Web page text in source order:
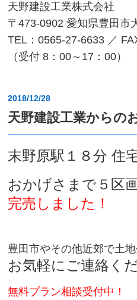
天野建設工業株式会社
〒473-0902 愛知県豊田市
TEL：0565-27-6633 ／
（受付 8：00～17：00）
2018/12/28
天野建設工業からの
末野原駅１８分 住
おかげさまで５区
完売しました！
豊田市やその他近郊で土
お気軽にご連絡く
無料プラン相談受付中！